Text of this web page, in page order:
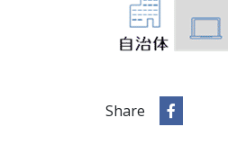
Share